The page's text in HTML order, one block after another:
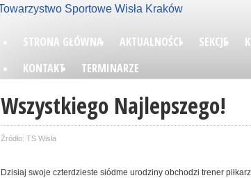
STRONA GŁÓWNA AKTUALNOŚCI SEKCJE
KONTAKT
TERMINARZE
Wszystkiego Najlepszego!
Źródło: TS Wisła
Dzisiaj swoje czterdzieste siódme urodziny obchodzi trener